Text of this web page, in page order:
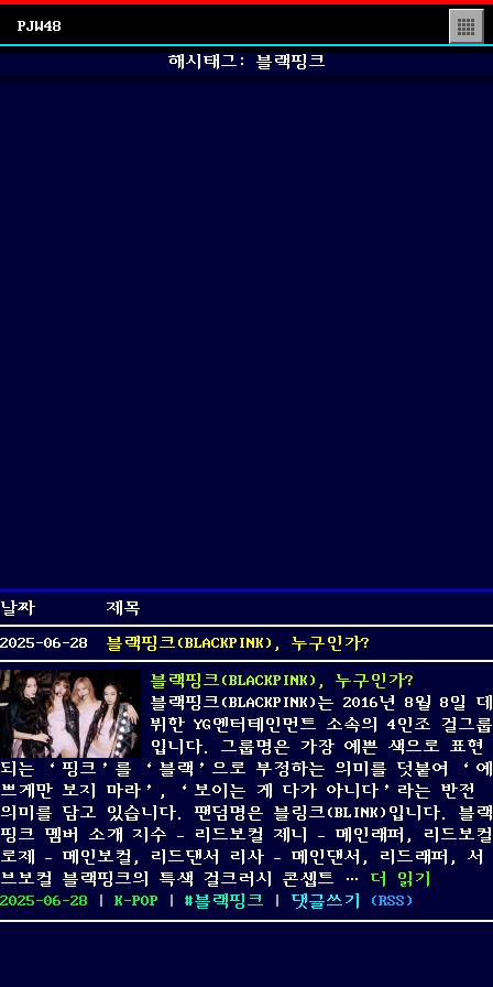
PJW48
▒
해시태그: 블랙핑크
날짜
제목
2025-06-28
블랙핑크(BLACKPINK), 누구인가?
블랙핑크(BLACKPINK), 누구인가?
블랙핑크(BLACKPINK)는 2016년 8월 8일 데
뷔한 YG엔터테인먼트 소속의 4인조 걸그룹
입니다. 그룹명은 가장 예쁜 색으로 표현
되는 ‘핑크’를 ‘블랙’으로 부정하는 의미를 덧붙여 ‘예
쁘게만 보지 마라’, ‘보이는 게 다가 아니다’라는 반전
의미를 담고 있습니다. 팬덤명은 블링크(BLINK)입니다. 블랙
핑크 멤버 소개 지수 – 리드보컬 제니 – 메인래퍼, 리드보컬
로제 – 메인보컬, 리드댄서 리사 – 메인댄서, 리드래퍼, 서
브보컬 블랙핑크의 특색 걸크러시 콘셉트 … “블랙핑크
더 읽기
Posted
on
2025-06-28 Categories
K-POP Tags
블랙핑크 댓글쓰기
on
블
(RSS)